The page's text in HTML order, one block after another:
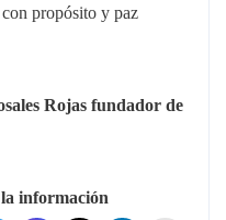
propósito y paz
Rojas fundador de
información